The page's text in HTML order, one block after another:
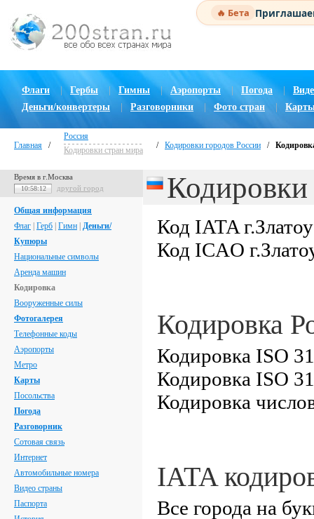
🔥 Бета
Флаги Гербы Гимны | Аэропорты Погода |
Деньги/конвертеры
Разговорники Фото стран
Главная /
Россия
Кодировки стран мира
/ Кодировки городов России /
Время в г.Москва
10:58:13 другой город
Общая информация
Флаг Герб Гимн Деньги/
Купюры
Национальные символы
Аренда машин
Кодировка
Вооруженные силы
Фотогалерея
Телефонные коды
Аэропорты
Метро
Карты
Посольства
Погода
Разговорник
Сотовая связь
Интернет
Автомобильные номера
Видео страны
Паспорта
Кодировки
Код IATA
Код ICAO
Кодировка
Кодировка ISO
Кодировка ISO
Кодировка
IATA
Все города на